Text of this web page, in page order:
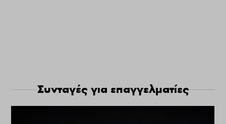
Συνταγές για επαγγελματίες